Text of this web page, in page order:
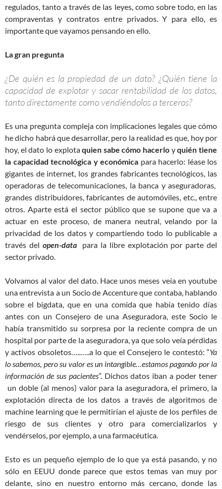
regulados, tanto a través de las leyes, como sobre todo, en las
compraventas y contratos entre privados. Y para ello, es
importante que vayamos pensando en ello.
La gran pregunta
¿De quién es la propiedad de un dato? ¿Quién tiene la
capacidad de explotar y sacar rentabilidad de los datos,
tanto directamente como vendiéndolos a terceros?
Es una pregunta compleja con implicaciones legales que cómo
he dicho habrá que desarrollar, pero la realidad es que, hoy por
hoy, el dato lo explotaquien sabe cómo hacerlo yquién tiene
la capacidad tecnológica y económica para hacerlo: léase los
gigantes de internet, los grandes fabricantes tecnológicos, las
operadoras de telecomunicaciones, la banca y aseguradoras,
grandes distribuidores, fabricantes de automóviles, etc., entre
otros. Aparte está el sector público que se supone que va a
actuar en este proceso, de manera neutral, velando por la
privacidad de los datos y compartiendo todo lo publicable a
través del open-datapara la libre explotación por parte del
sector privado.
Volvamos al valor del dato. Hace unos meses veía en youtube
una entrevista a un Socio de Accenture que contaba, hablando
sobre el bigdata, que en una comida que había tenido días
antes con un Consejero de una Aseguradora, este Socio le
había transmitido su sorpresa por la reciente compra de un
hospital por parte de la aseguradora, ya que solo veía pérdidas
y activos obsoletos…..…..a lo que el Consejero le contestó: “Ya
lo sabemos, pero su valor es un intangible…estamos pagando por la
información de sus pacientes”. Dichos datos iban a poder tener
un doble (al menos) valor para la aseguradora, el primero, la
explotación directa de los datos a través de algoritmos de
machine learning que le permitirían el ajuste de los perfiles de
riesgo de sus clientes y otro para comercializarlos y
vendérselos, por ejemplo, a una farmacéutica.
Esto es un pequeño ejemplo de lo que ya está pasando, y no
sólo en EEUU donde parece que estos temas van muy por
delante, sino en nuestro entorno más cercano, donde las